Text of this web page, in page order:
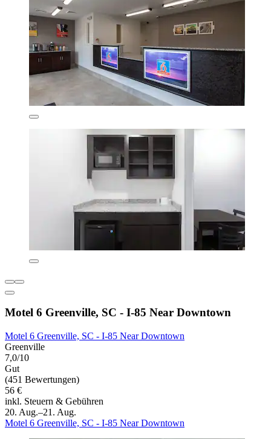
Motel 6 Greenville, SC - I-85 Near Downtown
Motel 6 Greenville, SC - I-85 Near Downtown
Greenville
7,0/10
Gut
(451 Bewertungen)
56 €
inkl. Steuern & Gebühren
20. Aug.–21. Aug.
Motel 6 Greenville, SC - I-85 Near Downtown